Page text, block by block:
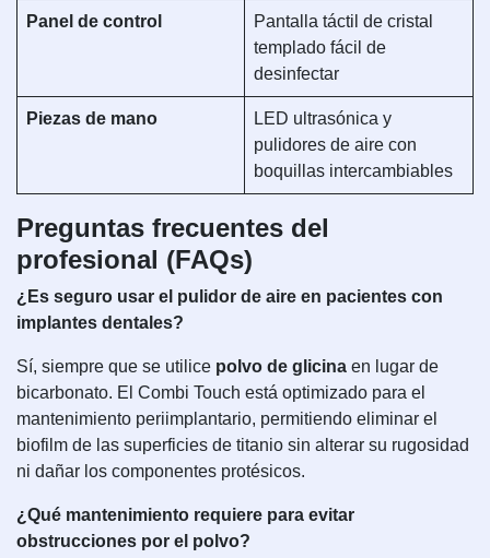
Panel de control
Pantalla táctil de cristal
templado fácil de
desinfectar
Piezas de mano
LED ultrasónica y
pulidores de aire con
boquillas intercambiables
Preguntas frecuentes del
profesional (FAQs)
¿Es seguro usar el pulidor de aire en pacientes con
implantes dentales?
Sí, siempre que se utilice polvo de glicina en lugar de
bicarbonato. El Combi Touch está optimizado para el
mantenimiento periimplantario, permitiendo eliminar el
biofilm de las superficies de titanio sin alterar su rugosidad
ni dañar los componentes protésicos.
¿Qué mantenimiento requiere para evitar
obstrucciones por el polvo?